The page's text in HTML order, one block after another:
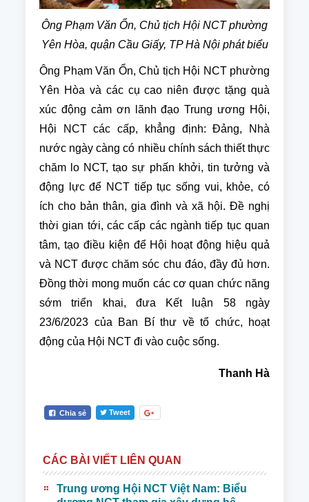
Ông Phạm Văn Ổn, Chủ tịch Hội NCT phường
Yên Hòa, quận Cầu Giấy, TP Hà Nội phát biểu
Ông Phạm Văn Ổn, Chủ tịch Hội NCT phường
Yên Hòa và các cụ cao niên được tặng quà
xúc động cảm ơn lãnh đạo Trung ương Hội,
Hội NCT các cấp, khẳng định: Đảng, Nhà
nước ngày càng có nhiều chính sách thiết thực
chăm lo NCT, tạo sự phấn khởi, tin tưởng và
động lực để NCT tiếp tục sống vui, khỏe, có
ích cho bản thân, gia đình và xã hội. Đề nghị
thời gian tới, các cấp các ngành tiếp tục quan
tâm, tạo điều kiện để Hội hoạt động hiệu quả
và NCT được chăm sóc chu đáo, đầy đủ hơn.
Đồng thời mong muốn các cơ quan chức năng
sớm triển khai, đưa Kết luận 58 ngày
23/6/2023 của Ban Bí thư về tổ chức, hoạt
động của Hội NCT đi vào cuộc sống.
Thanh Hà
Chia sẻ Tweet
CÁC BÀI VIẾT LIÊN QUAN
Trung ương Hội NCT Việt Nam: Biểu